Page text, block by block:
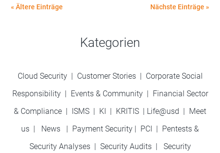
« Ältere Einträge Nächste Einträge »
Kategorien
Cloud Security | Customer Stories| Corporate Social
Responsibility| Events & Community | Financial Sector
& Compliance | ISMS | KI | KRITIS | Life@usd | Meet
us | News | Payment Security | PCI | Pentests &
Security Analyses | Security Audits| Security